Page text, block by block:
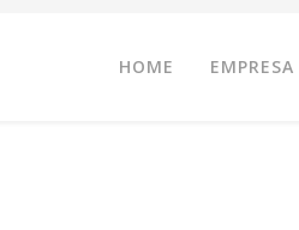
HOME EMPRESA